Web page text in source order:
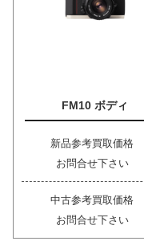
FM10 ボディ
新品参考買取価格
お問合せ下さい
中古参考買取価格
お問合せ下さい